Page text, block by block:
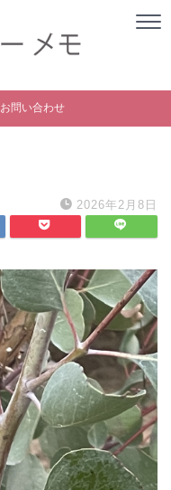
お問い合わせ
2026年2月8日